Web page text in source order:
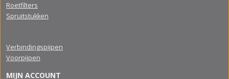
Roetfilters
Spruitstukken
Verbindingspijpen
Voorpijpen
MIJN ACCOUNT